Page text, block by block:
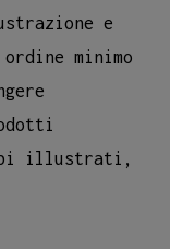
e
minimo
illustrati,